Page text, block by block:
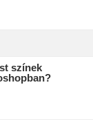
színek